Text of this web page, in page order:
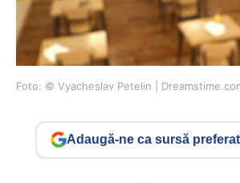
Foto: © Vyacheslav Petelin |
Adaugă-ne ca sursă